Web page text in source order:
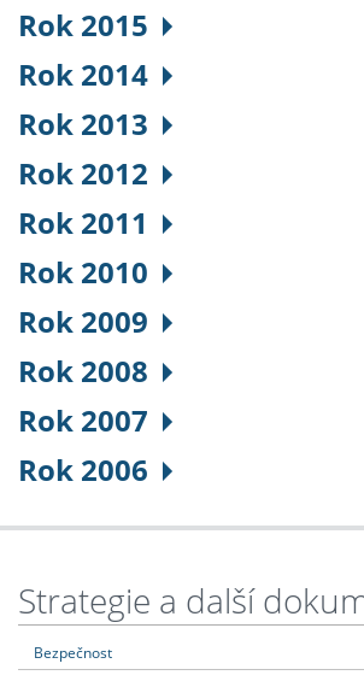
Rok 2015
Rok 2014
Rok 2013
Rok 2012
Rok 2011
Rok 2010
Rok 2009
Rok 2008
Rok 2007
Rok 2006
Strategie a další
Bezpečnost